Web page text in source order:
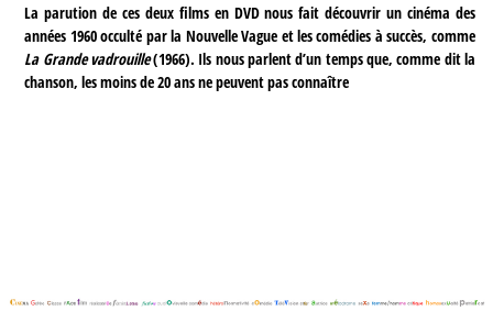
La parution de ces deux films en DVD nous fait découvrir un cinéma des
années 1960 occulté par la Nouvelle Vague et les comédies à succès, comme
La Grande vadrouille(1966). Ils nous parlent d’un temps que, comme dit la
chanson, les moins de 20 ans ne peuvent pas connaître